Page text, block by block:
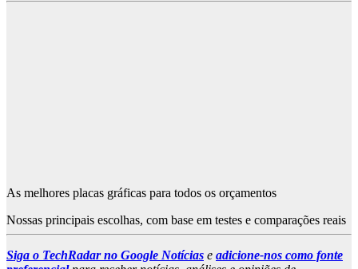
As melhores placas gráficas para todos os orçamentos
Nossas principais escolhas, com base em testes e comparações reais
Siga o TechRadar no Google Notícias e adicione-nos como fonte